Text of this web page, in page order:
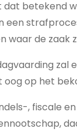
dat betekend
een
waar de zaak
zal
op het
, fiscale